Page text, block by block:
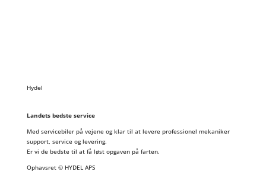
Hydel
Landets bedste service
Med servicebiler på vejene og klar til at levere professionel mekaniker
support, service og levering.
Er vi de bedste til at få løst opgaven på farten.
Ophavsret © HYDEL APS